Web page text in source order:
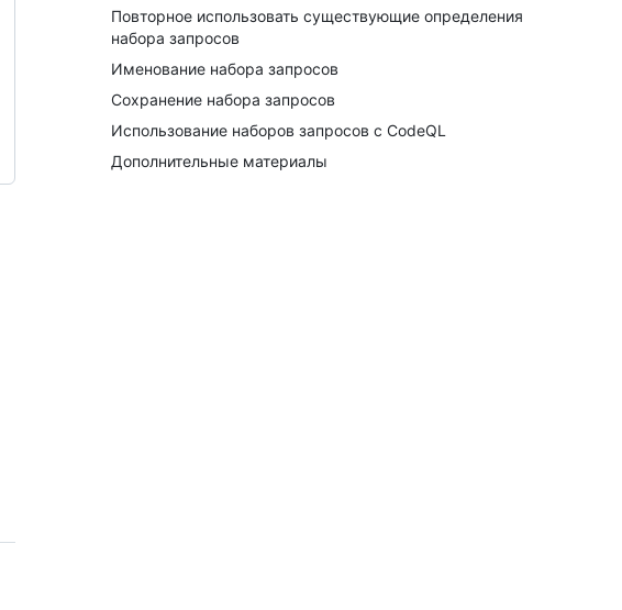
Повторное использовать существующие определения
набора запросов
Именование набора запросов
Сохранение набора запросов
Использование наборов запросов с CodeQL
Дополнительные материалы